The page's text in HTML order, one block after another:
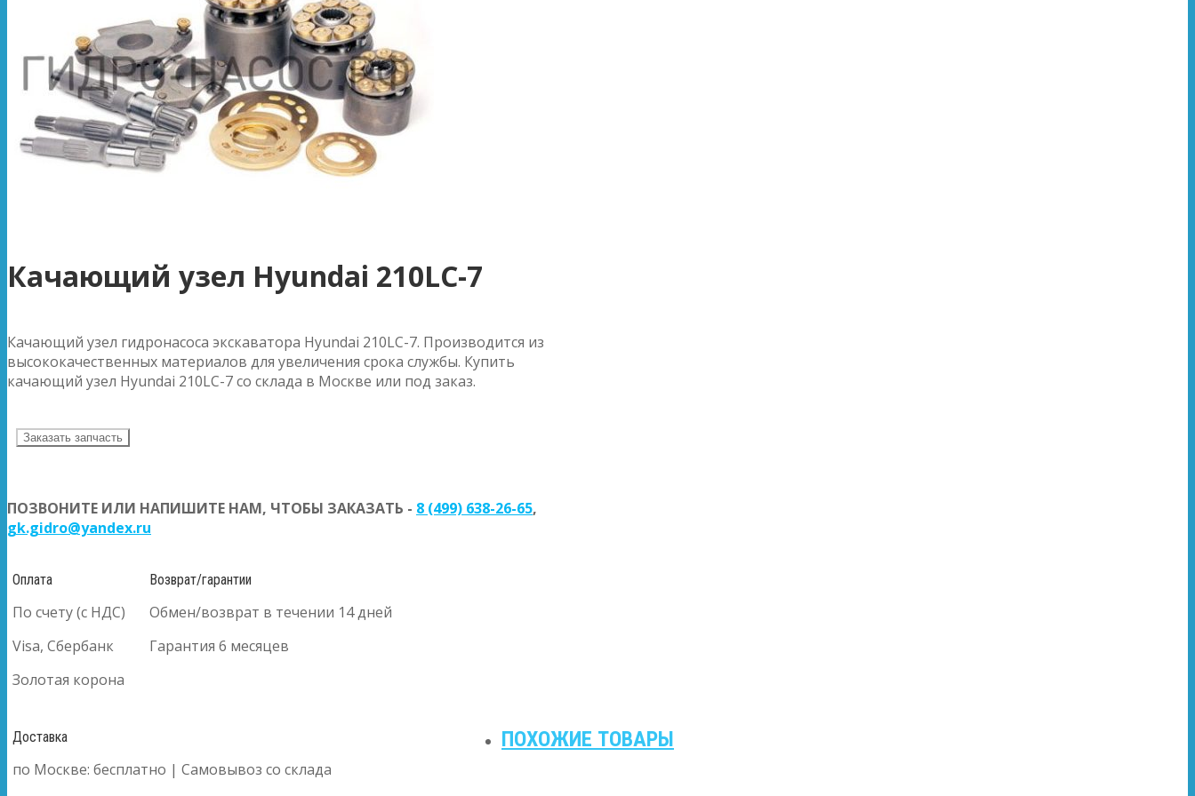
Качающий узел Hyundai 210LC-7
Качающий узел гидронасоса экскаватора Hyundai 210LC-7. Производится из
высококачественных материалов для увеличения срока службы. Купить
качающий узел Hyundai 210LC-7 со склада в Москве или под заказ.
Заказать запчасть
ПОЗВОНИТЕ ИЛИ НАПИШИТЕ НАМ, ЧТОБЫ ЗАКАЗАТЬ - 8 (499) 638-26-65,
gk.gidro@yandex.ru
Оплата
По счету (с НДС)
Visa, Сбербанк
Золотая корона
Возврат/гарантии
Обмен/возврат в течении 14 дней
Гарантия 6 месяцев
Доставка
по Москве: бесплатно | Самовывоз со склада
ПОХОЖИЕ ТОВАРЫ